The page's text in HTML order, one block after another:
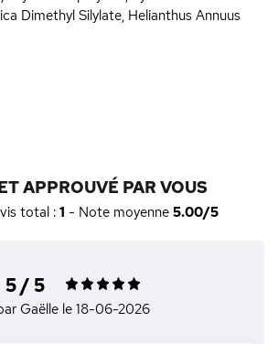
Dimethyl Silylate, Helianthus Annuus
APPROUVÉ PAR VOUS
total : 1 - Note moyenne 5.00/5
5 / 5
Gaëlle le 18-06-2026